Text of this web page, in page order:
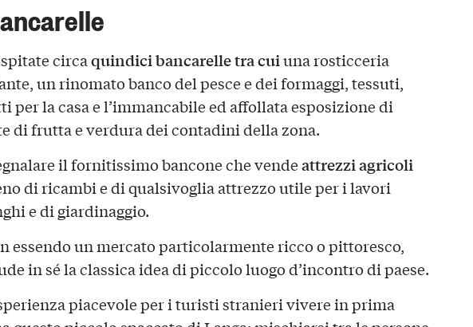
circaquindici bancarelle tra cuiuna rosticceria
un rinomato banco del pesce e dei formaggi, tessuti,
per la casa e l’immancabile ed affollata esposizione di
di frutta e verdura dei contadini della zona.
il fornitissimo bancone che vendeattrezzi agricoli
di ricambi e di qualsivoglia attrezzo utile per i lavori
e di giardinaggio.
essendo un mercato particolarmente ricco o pittoresco,
in sé la classica idea di piccolo luogo d’incontro di paese.
piacevole per i turisti stranieri vivere in prima